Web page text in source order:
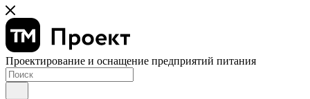
Проектирование и оснащение предприятий питания